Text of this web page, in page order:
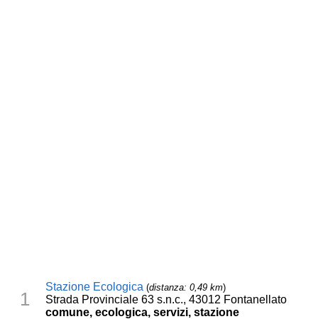
1
Stazione Ecologica (distanza: 0,49 km)
Strada Provinciale 63 s.n.c., 43012 Fontanellato
comune, ecologica, servizi, stazione